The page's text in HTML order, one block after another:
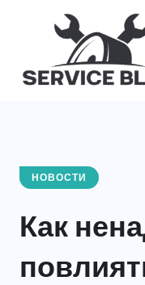
НОВОСТИ
Как